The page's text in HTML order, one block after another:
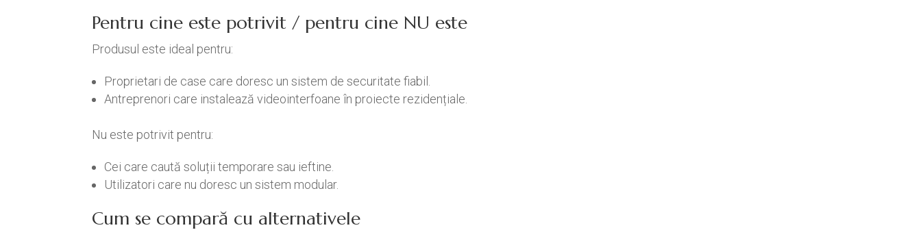
Pentru cine este potrivit / pentru cine NU este
Produsul este ideal pentru:
Proprietari de case care doresc un sistem de securitate fiabil.
Antreprenori care instalează videointerfoane în proiecte rezidențiale.
Nu este potrivit pentru:
Cei care caută soluții temporare sau ieftine.
Utilizatori care nu doresc un sistem modular.
Cum se compară cu alternativele